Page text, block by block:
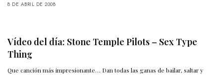
8 DE ABRIL DE 2008
Vídeo del día: Stone Temple Pilots – Sex Type
Thing
Que canción más impresionante… Dan todas las ganas de bailar, saltar y